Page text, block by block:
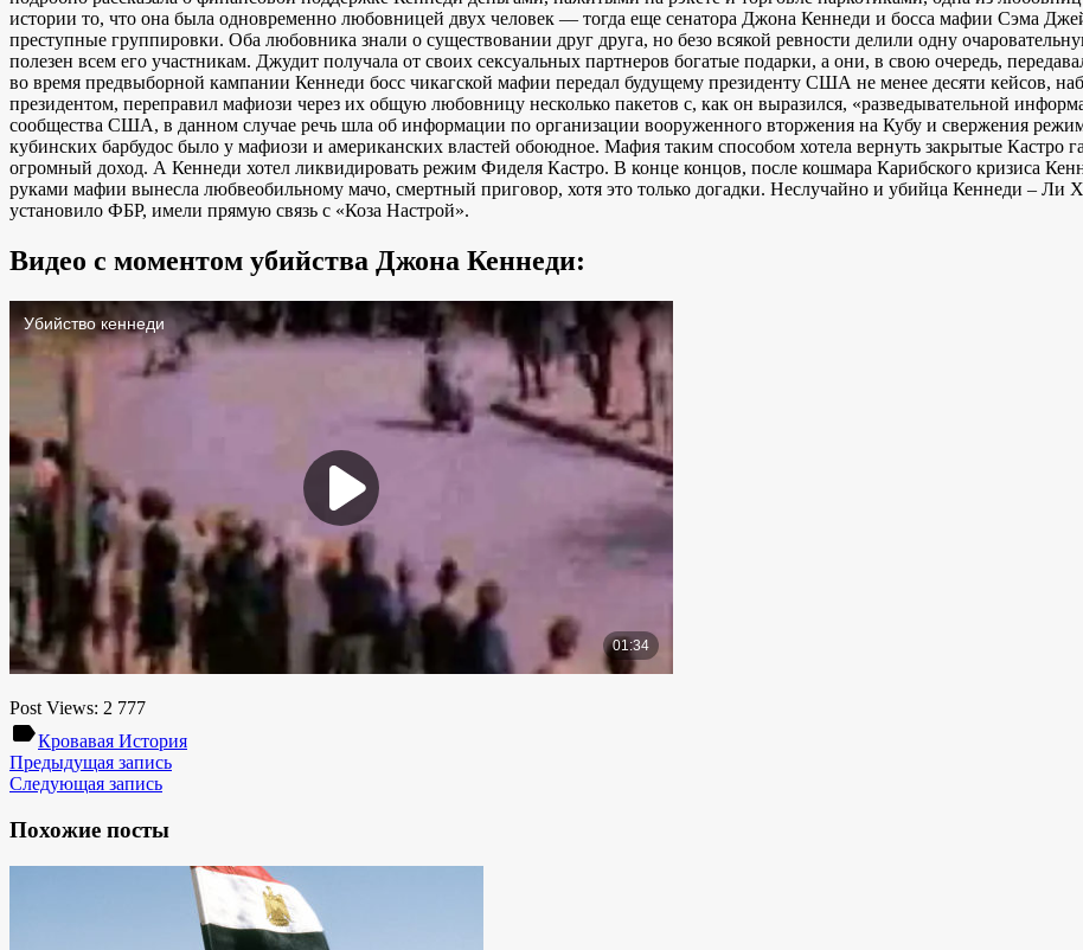
истории то, что она была одновременно любовницей двух человек — тогда еще сенатора Джона Кеннеди и босса мафии Сэма
преступные группировки. Оба любовника знали о существовании друг друга, но безо всякой ревности делили одну
полезен всем его участникам. Джудит получала от своих сексуальных партнеров богатые подарки, а они, в свою очередь,
во время предвыборной кампании Кеннеди босс чикагской мафии передал будущему президенту США не менее десяти кейсов,
президентом, переправил мафиози через их общую любовницу несколько пакетов с, как он выразился, «разведывательной
сообщества США, в данном случае речь шла об информации по организации вооруженного вторжения на Кубу и свержения
кубинских барбудос было у мафиози и американских властей обоюдное. Мафия таким способом хотела вернуть закрытые Кастро
огромный доход. А Кеннеди хотел ликвидировать режим Фиделя Кастро. В конце концов, после кошмара Карибского кризиса
руками мафии вынесла любвеобильному мачо, смертный приговор, хотя это только догадки. Неслучайно и убийца Кеннеди –
установило ФБР, имели прямую связь с «Коза Настрой».
Видео с моментом убийства Джона Кеннеди:
Post Views: 2 777
labelКровавая История
Предыдущая запись
Следующая запись
Похожие посты